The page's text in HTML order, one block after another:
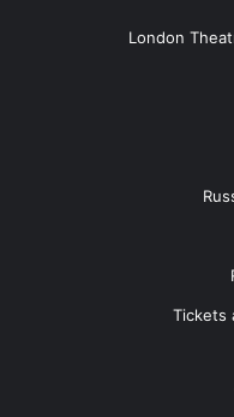
London
Tickets